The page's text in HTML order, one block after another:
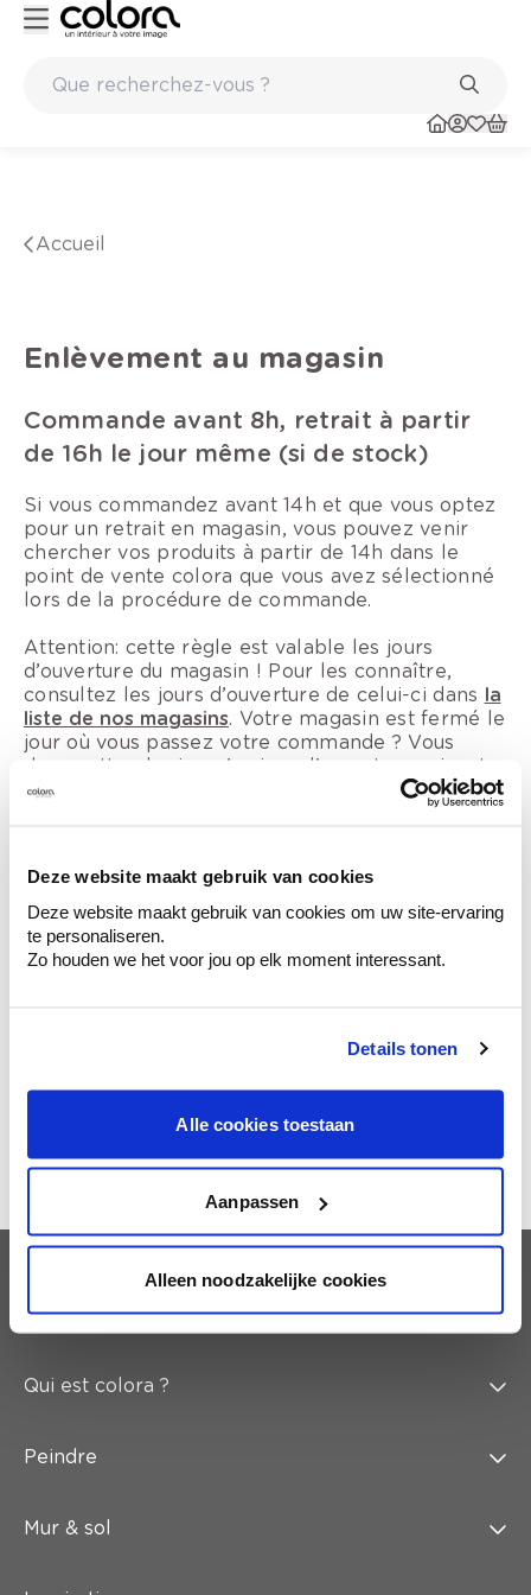
Deze website maakt gebruik van cookies
Deze website maakt gebruik van cookies om uw site-ervaring
te personaliseren.
Zo houden we het voor jou op elk moment interessant.
Details tonen
Alle cookies toestaan
Aanpassen
Alleen noodzakelijke cookies
Accueil
Enlèvement au magasin
Commande avant 8h, retrait à partir
de 16h le jour même (si de stock)
Si vous commandez avant 14h et que vous optez
pour un retrait en magasin, vous pouvez venir
chercher vos produits à partir de 14h dans le
point de vente colora que vous avez sélectionné
lors de la procédure de commande.
Attention: cette règle est valable les jours
d’ouverture du magasin ! Pour les connaître,
consultez les jours d’ouverture de celui-ci dans la
liste de nos magasins. Votre magasin est fermé le
jour où vous passez votre commande ? Vous
devez attendre jusqu’au jour d’ouverture suivant
pour aller la retirer. Elle sera disponible à partir
Situations particulières – l’article n’est
pas de stock
Exceptionnellement, il est possible que les
peint c'est toujours le cas). Dans ce cas, le point
téléphone et nous cherchons alors une solution
ensemble ou fixons une date d’enlèvement
Service client
Qui est colora ?
Peindre
Mur & sol